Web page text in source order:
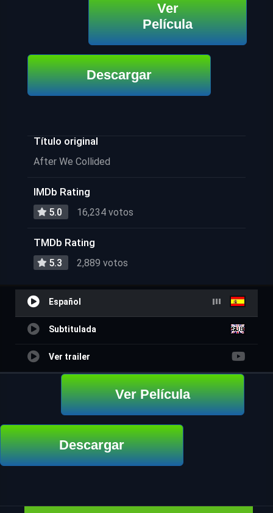
Ver
Película
Descargar
Título original
After We Collided
IMDb Rating
5.0 16,234 votos
TMDb Rating
5.3 2,889 votos
Español
Subtitulada
Ver trailer
Ver Película
Descargar